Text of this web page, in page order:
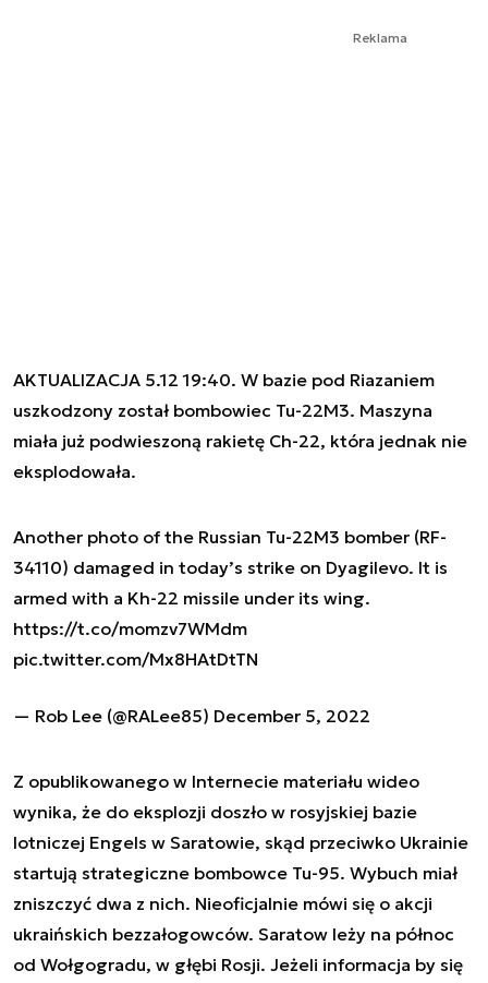
Reklama
AKTUALIZACJA 5.12 19:40. W bazie pod Riazaniem
uszkodzony został bombowiec Tu-22M3. Maszyna
miała już podwieszoną rakietę Ch-22, która jednak nie
eksplodowała.
Another photo of the Russian Tu-22M3 bomber (RF-
34110) damaged in today’s strike on Dyagilevo. It is
armed with a Kh-22 missile under its wing.
https://t.co/momzv7WMdm
pic.twitter.com/Mx8HAtDtTN
— Rob Lee (@RALee85) December 5, 2022
Z opublikowanego w Internecie materiału wideo
wynika, że do eksplozji doszło w rosyjskiej bazie
lotniczej Engels w Saratowie, skąd przeciwko Ukrainie
startują strategiczne bombowce Tu-95. Wybuch miał
zniszczyć dwa z nich. Nieoficjalnie mówi się o akcji
ukraińskich bezzałogowców. Saratow leży na północ
od Wołgogradu, w głębi Rosji. Jeżeli informacja by się